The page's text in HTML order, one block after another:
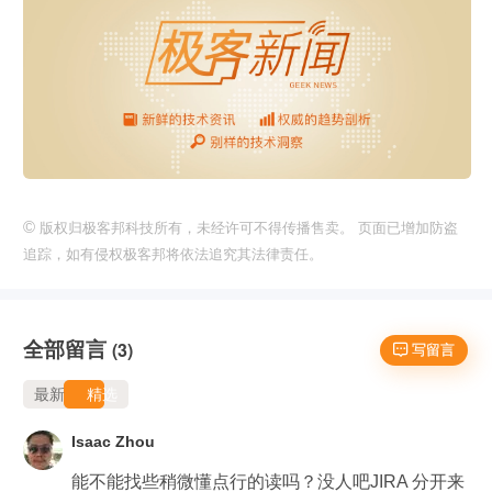
© 版权归极客邦科技所有，未经许可不得传播售卖。 页面已增加防盗
追踪，如有侵权极客邦将依法追究其法律责任。
 写留言
全部留言 (3)
最新 精选
Isaac Zhou
能不能找些稍微懂点行的读吗？没人吧JIRA 分开来